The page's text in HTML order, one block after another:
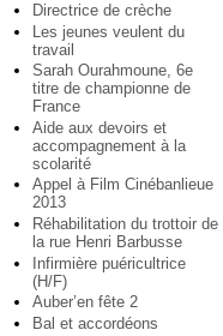
Directrice de crèche
Les jeunes veulent du
travail
Sarah Ourahmoune, 6e
titre de championne de
France
Aide aux devoirs et
accompagnement à la
scolarité
Appel à Film Cinébanlieue
2013
Réhabilitation du trottoir de
la rue Henri Barbusse
Infirmière puéricultrice
(H/F)
Auber’en fête 2
Bal et accordéons